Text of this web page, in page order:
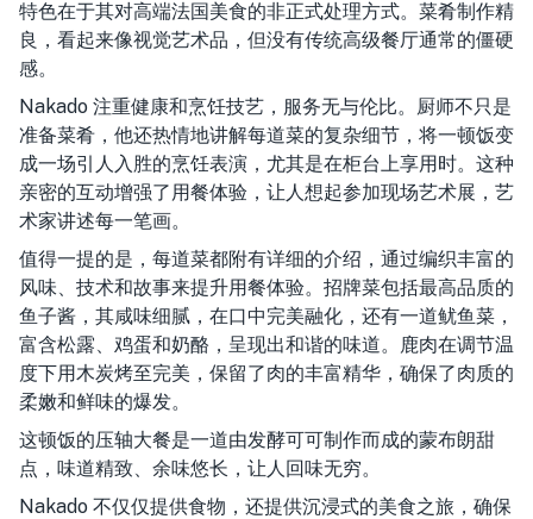
特色在于其对高端法国美食的非正式处理方式。菜肴制作精
良，看起来像视觉艺术品，但没有传统高级餐厅通常的僵硬
感。
Nakado 注重健康和烹饪技艺，服务无与伦比。厨师不只是
准备菜肴，他还热情地讲解每道菜的复杂细节，将一顿饭变
成一场引人入胜的烹饪表演，尤其是在柜台上享用时。这种
亲密的互动增强了用餐体验，让人想起参加现场艺术展，艺
术家讲述每一笔画。
值得一提的是，每道菜都附有详细的介绍，通过编织丰富的
风味、技术和故事来提升用餐体验。招牌菜包括最高品质的
鱼子酱，其咸味细腻，在口中完美融化，还有一道鱿鱼菜，
富含松露、鸡蛋和奶酪，呈现出和谐的味道。鹿肉在调节温
度下用木炭烤至完美，保留了肉的丰富精华，确保了肉质的
柔嫩和鲜味的爆发。
这顿饭的压轴大餐是一道由发酵可可制作而成的蒙布朗甜
点，味道精致、余味悠长，让人回味无穷。
Nakado 不仅仅提供食物，还提供沉浸式的美食之旅，确保